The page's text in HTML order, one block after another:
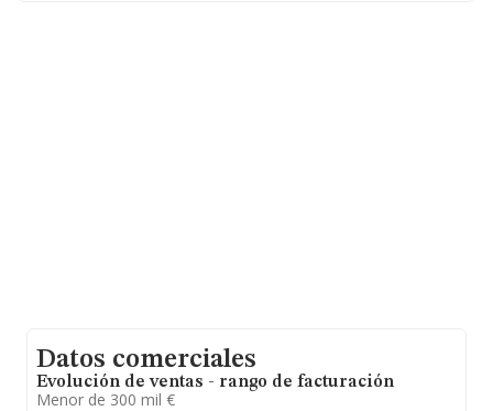
Datos comerciales
Evolución de ventas - rango de facturación
Menor de 300 mil €